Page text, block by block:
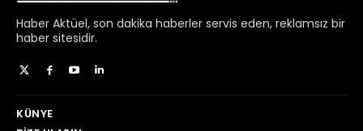
Haber Aktüel, son dakika haberler servis eden, reklamsız bir
haber sitesidir.
KÜNYE